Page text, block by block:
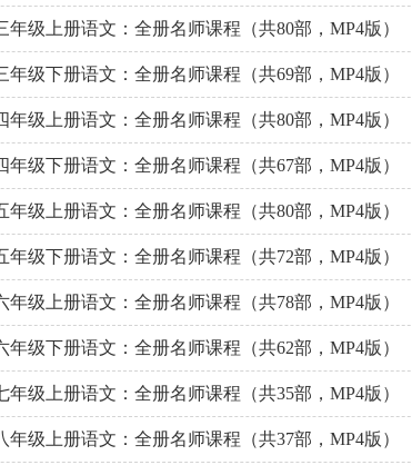
年级上册语文：全册名师课程（共80部，MP4版）
年级下册语文：全册名师课程（共69部，MP4版）
年级上册语文：全册名师课程（共80部，MP4版）
年级下册语文：全册名师课程（共67部，MP4版）
年级上册语文：全册名师课程（共80部，MP4版）
年级下册语文：全册名师课程（共72部，MP4版）
年级上册语文：全册名师课程（共78部，MP4版）
年级下册语文：全册名师课程（共62部，MP4版）
年级上册语文：全册名师课程（共35部，MP4版）
年级上册语文：全册名师课程（共37部，MP4版）